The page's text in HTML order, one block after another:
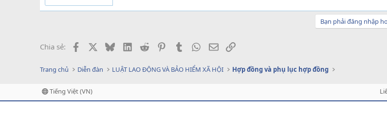
Bạn phải đăng nhập
Chia sẻ: Facebook BlueskyLinkedIn
Reddit PinterestTumblr WhatsApp
EmailLink
Trang chủ Diễn đàn LUẬT LAO ĐỘNG VÀ BẢO HIỂM XÃ HỘI Hợp đồng và phụ lục hợp đồng
Tiếng Việt (VN)